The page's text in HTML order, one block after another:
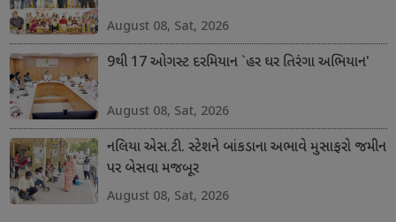
August 08, Sat, 2026
9થી 17 ઓગસ્ટ દરમિયાન `હર ઘર તિરંગા અભિયાન'
August 08, Sat, 2026
નલિયા એસ.ટી. સ્ટેશને બાંકડાના અભાવે મુસાફરો જમીન
પર બેસવા મજબૂર
August 08, Sat, 2026